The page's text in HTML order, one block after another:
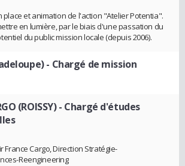
place et animation de l'action "Atelier Potentia".
en lumière, par le biais d'une passation du
du public mission locale (depuis 2006).
- Chargé de mission
(ROISSY)- Chargé d'études
France Cargo, Direction Stratégie-
Reengineering